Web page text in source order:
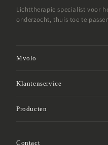
Lichttherapie specialist voor
onderzocht, thuis toe te
Mvolo
Studentenkorting
Garantie
Klantenservice
Producten
Contact